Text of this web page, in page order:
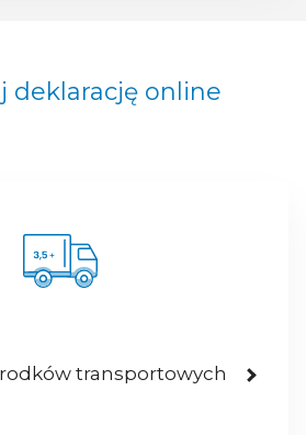
deklarację online
transportowych